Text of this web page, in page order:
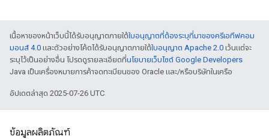
เนื้อหาของหน้าเว็บนี้ได้รับอนุญาตภายใต้ใบอนุญาตที่ต้องระบุที่มาของครีเอทีฟคอม
มอนส์ 4.0 และตัวอย่างโค้ดได้รับอนุญาตภายใต้ใบอนุญาต Apache 2.0 เว้นแต่จะ
ระบุไว้เป็นอย่างอื่น โปรดดูรายละเอียดที่นโยบายเว็บไซต์ Google Developers
Java เป็นเครื่องหมายการค้าจดทะเบียนของ Oracle และ/หรือบริษัทในเครือ
อัปเดตล่าสุด 2025-07-26 UTC
ข้อมูลผลิตภัณฑ์